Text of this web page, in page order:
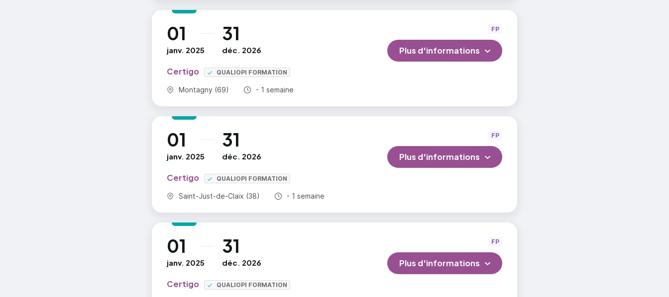
01
janv. 2025
au 31
déc. 2026
Certigo QUALIOPI FORMATION
Commune :
Montagny (69) Durée totale :
- 1 semaine
FP
Plus d'informations
01
janv. 2025
au 31
déc. 2026
Certigo QUALIOPI FORMATION
Commune :
Saint-Just-de-Claix (38) Durée totale :
- 1 semaine
FP
Plus d'informations
01
janv. 2025
au 31
déc. 2026
Certigo QUALIOPI FORMATION
FP
Plus d'informations